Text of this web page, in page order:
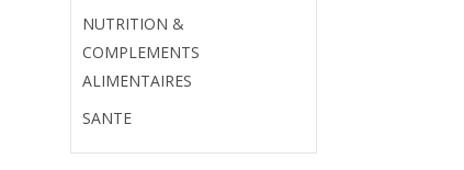
NUTRITION &
COMPLEMENTS
ALIMENTAIRES
SANTE